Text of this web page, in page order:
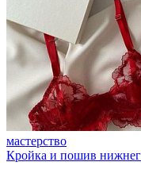
мастерство
Кройка и пошив